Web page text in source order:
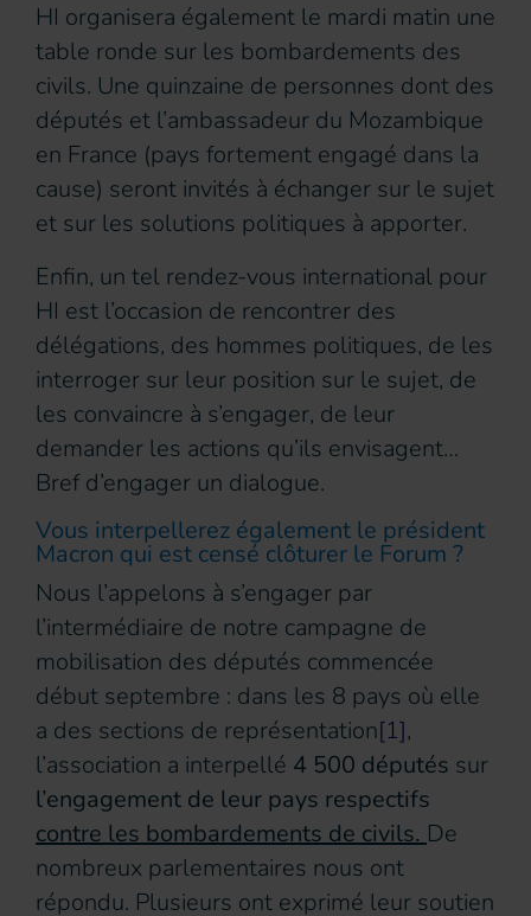
HI organisera également le mardi matin une
table ronde sur les bombardements des
civils. Une quinzaine de personnes dont des
députés et l’ambassadeur du Mozambique
en France (pays fortement engagé dans la
cause) seront invités à échanger sur le sujet
et sur les solutions politiques à apporter.
Enfin, un tel rendez-vous international pour
HI est l’occasion de rencontrer des
délégations, des hommes politiques, de les
interroger sur leur position sur le sujet, de
les convaincre à s’engager, de leur
demander les actions qu’ils envisagent…
Bref d’engager un dialogue.
Vous interpellerez également le président
Macron qui est censé clôturer le Forum ?
Nous l’appelons à s’engager par
l’intermédiaire de notre campagne de
mobilisation des députés commencée
début septembre : dans les 8 pays où elle
a des sections de représentation[1],
l’association a interpellé 4 500 députés sur
l’engagement de leur pays respectifs
contre les bombardements de civils. De
nombreux parlementaires nous ont
répondu. Plusieurs ont exprimé leur soutien